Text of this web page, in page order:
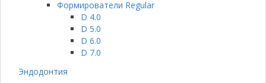
Формирователи Regular
D 4.0
D 5.0
D 6.0
D 7.0
Эндодонтия